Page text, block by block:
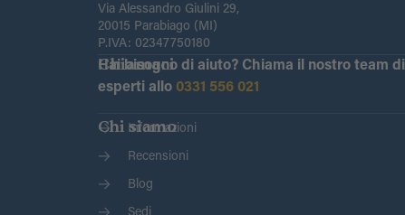
Via Alessandro Giulini 29,
20015 Parabiago (MI)
P.IVA: 02347750180
Chiamaci
Hai bisogno di aiuto?Chiama il nostro team di
esperti allo 0331 556 021
Chi siamo
Informazioni
Recensioni
Blog